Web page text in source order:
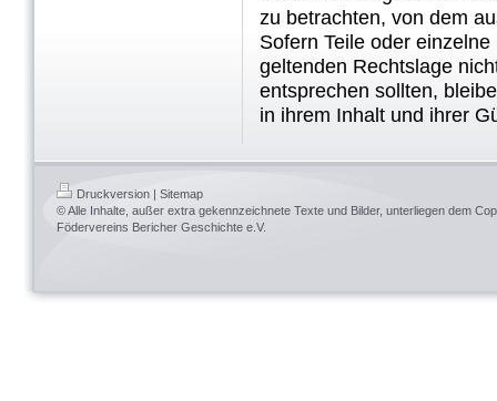
zu betrachten, von dem
Sofern Teile oder
geltenden Rechtslage
entsprechen sollten,
in ihrem Inhalt und ihrer
Druckversion | Sitemap
© Alle Inhalte, außer extra gekennzeichnete Texte und Bilder, unterliegen dem
Födervereins Bericher Geschichte e.V.